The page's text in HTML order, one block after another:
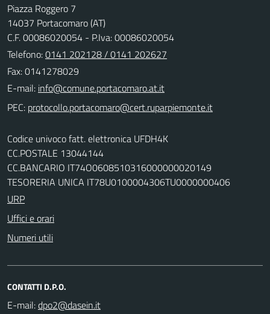
Piazza Roggero 7
14037 Portacomaro (AT)
C.F. 00086020054 - P.Iva: 00086020054
Telefono:0141 202128 / 0141 202627
Fax: 0141278029
E-mail:
PEC:
Codice univoco fatt. elettronica UFDH4K
CC.POSTALE 13044144
CC.BANCARIO IT74O0608510316000000020149
TESORERIA UNICA IT78U0100004306TU0000000406
URP
Uffici e orari
Numeri utili
CONTATTI D.P.O.
E-mail: